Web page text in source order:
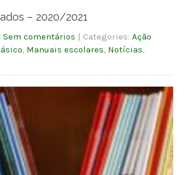
– 2020/2021
Sem comentários | Categories: Ação
Manuais escolares Notícias